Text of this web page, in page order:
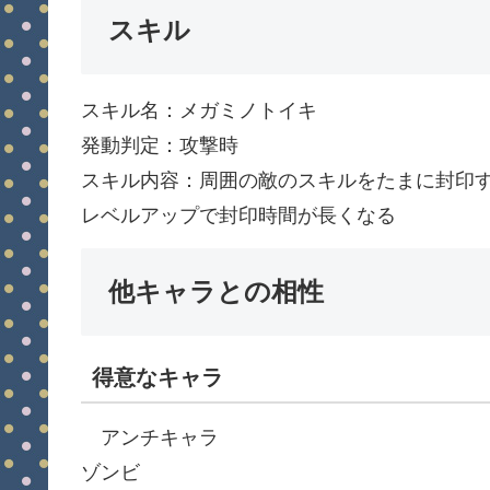
スキル
スキル名：メガミノトイキ
発動判定：攻撃時
スキル内容：周囲の敵のスキルをたまに封印
レベルアップで封印時間が長くなる
他キャラとの相性
得意なキャラ
アンチキャラ
ゾンビ